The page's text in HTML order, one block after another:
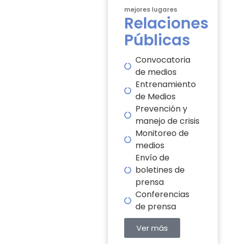
mejores lugares
Relaciones
Públicas
Convocatoria
de medios
Entrenamiento
de Medios
Prevención y
manejo de crisis
Monitoreo de
medios
Envío de
boletines de
prensa
Conferencias
de prensa
Ver más